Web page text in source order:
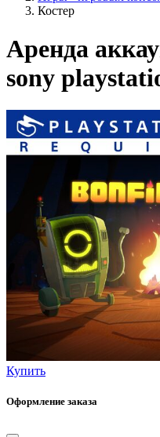
Костер
Аренда
sony
Купить
Оформление заказа